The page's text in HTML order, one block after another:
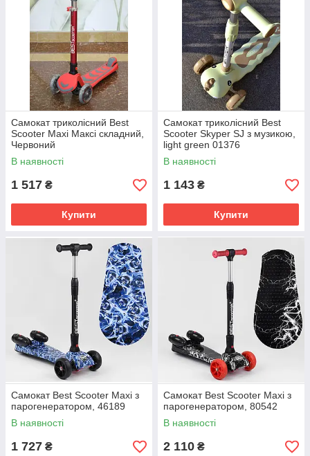
Самокат триколісний Best
Scooter Maxi Максі складний,
Червоний
В наявності
1 517 ₴
Купити
Самокат триколісний Best
Scooter Skyper SJ з музикою,
light green 01376
В наявності
1 143 ₴
Купити
Самокат Best Scooter Maxi з
парогенератором, 46189
В наявності
1 727 ₴
Самокат Best Scooter Maxi з
парогенератором, 80542
В наявності
2 110 ₴